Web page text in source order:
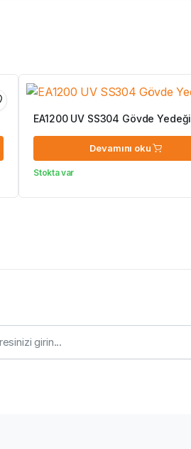
EA1200 UV SS304 Gövde Yedeği
Devamını oku
Stokta var